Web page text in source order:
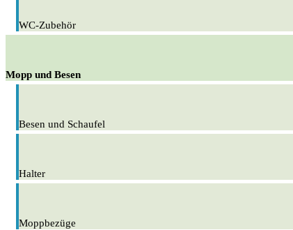
WC-Zubehör
Mopp und Besen
Besen und Schaufel
Halter
Moppbezüge